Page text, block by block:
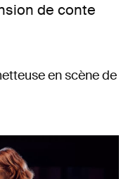
de conte
en scène de